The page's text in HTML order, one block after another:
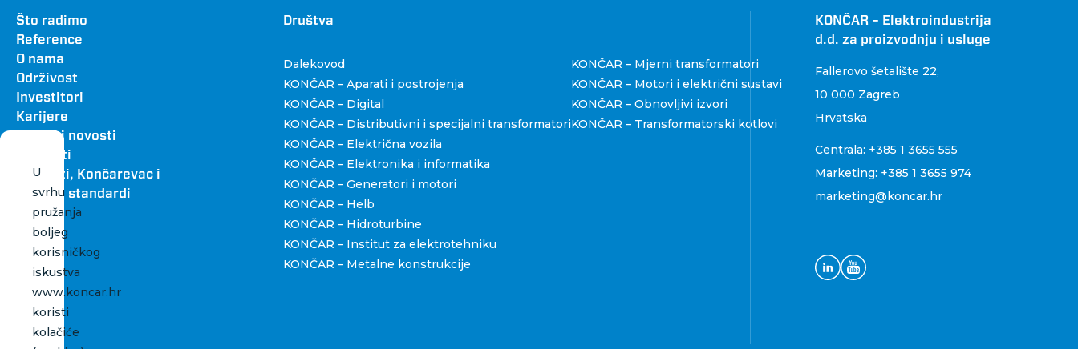
Footer
Što radimo
Reference
O nama
Održivost
Investitori
Karijere
Vijesti i novosti
Kontakti
Katalozi, Končarevac i
grafički standardi
Društva
Društva
Dalekovod
KONČAR – Aparati i postrojenja
KONČAR – Digital
KONČAR – Distributivni i specijalni transformatori
KONČAR – Električna vozila
KONČAR – Elektronika i informatika
KONČAR – Generatori i motori
KONČAR – Helb
KONČAR – Hidroturbine
KONČAR – Institut za elektrotehniku
KONČAR – Metalne konstrukcije
KONČAR – Mjerni transformatori
KONČAR – Motori i električni sustavi
KONČAR – Obnovljivi izvori
KONČAR – Transformatorski kotlovi
KONČAR – Elektroindustrija
d.d. za proizvodnju i usluge
Fallerovo šetalište 22,
10 000 Zagreb
Hrvatska
Centrala: +385 1 3655 555
Marketing: +385 1 3655 974
marketing@koncar.hr
U
svrhu
pružanja
boljeg
korisničkog
iskustva
www.koncar.hr
koristi
kolačiće